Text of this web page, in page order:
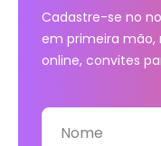
Cadastre-se no
em primeira mão,
online, convites
Nome